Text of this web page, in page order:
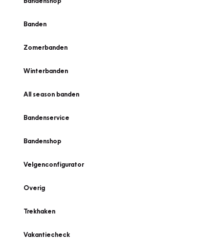
Banden
Zomerbanden
Winterbanden
All season banden
Bandenservice
Bandenshop
Velgenconfigurator
Overig
Trekhaken
Vakantiecheck